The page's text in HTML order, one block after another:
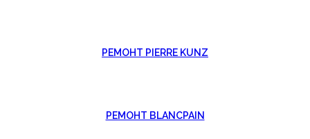
РЕМОНТ PIERRE KUNZ
РЕМОНТ BLANCPAIN